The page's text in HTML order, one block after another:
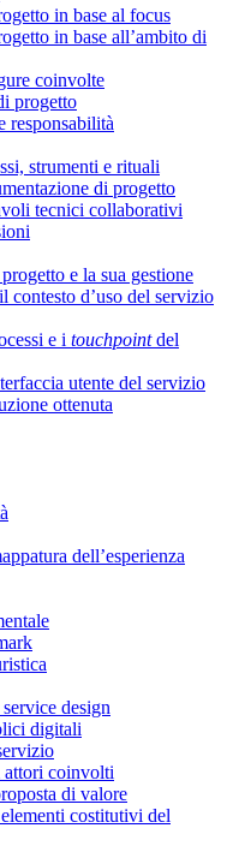
in base al focus
in base all’ambito di
coinvolte
progetto
responsabilità
strumenti e rituali
di progetto
tecnici collaborativi
e la sua gestione
contesto d’uso del servizio
e i touchpointdel
utente del servizio
ottenuta
dell’esperienza
design
digitali
attori coinvolti
di valore
costitutivi del